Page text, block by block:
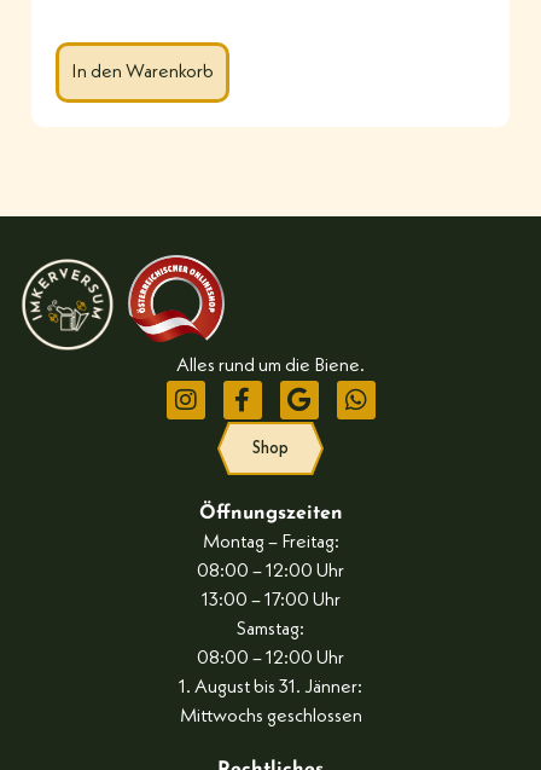
In den Warenkorb
Alles rund um die Biene.
Shop
Öffnungszeiten
Montag – Freitag:
08:00 – 12:00 Uhr
13:00 – 17:00 Uhr
Samstag:
08:00 – 12:00 Uhr
1. August bis 31. Jänner:
Mittwochs geschlossen